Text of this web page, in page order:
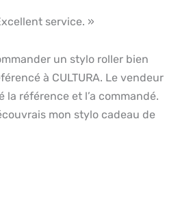
service. »
un stylo roller bien
à CULTURA. Le vendeur
la référence et l’a commandé.
mon stylo cadeau de